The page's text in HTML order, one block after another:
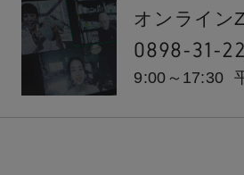
オンライン
0898-31-
9:00～17:30